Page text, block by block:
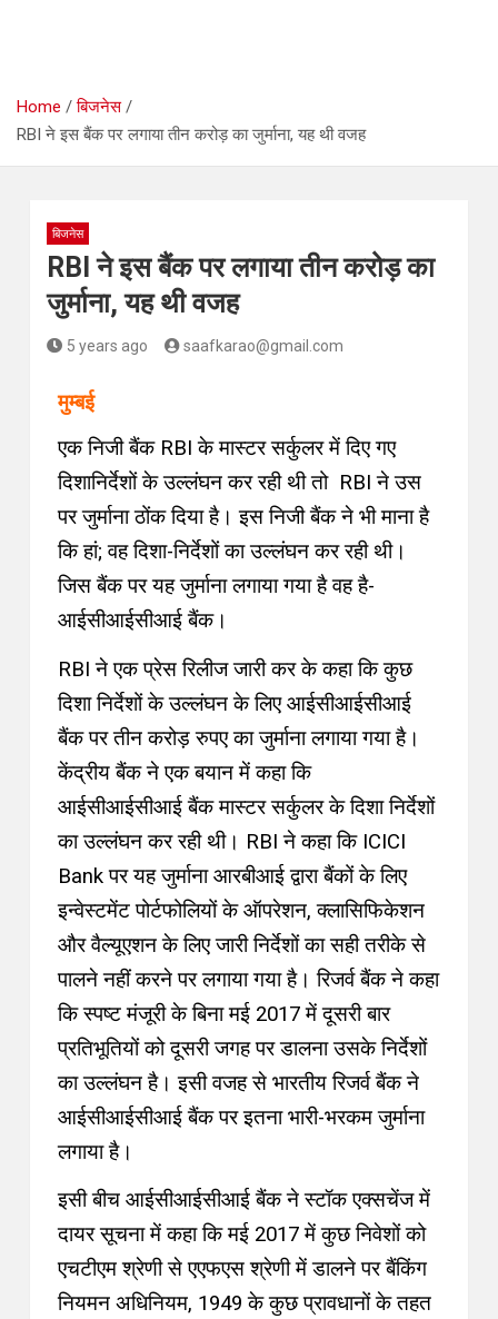
Home
बिजनेस
RBI ने इस बैंक पर लगाया तीन करोड़ का जुर्माना, यह थी वजह
बिजनेस
RBI ने इस बैंक पर लगाया तीन करोड़ का
जुर्माना, यह थी वजह
5 years ago saafkarao@gmail.com
मुम्बई
एक निजी बैंक RBI के मास्टर सर्कुलर में दिए गए
दिशानिर्देशों के उल्लंघन कर रही थी तो RBI ने उस
पर जुर्माना ठोंक दिया है। इस निजी बैंक ने भी माना है
कि हां; वह दिशा-निर्देशों का उल्लंघन कर रही थी।
जिस बैंक पर यह जुर्माना लगाया गया है वह है-
आईसीआईसीआई बैंक।
RBI ने एक प्रेस रिलीज जारी कर के कहा कि कुछ
दिशा निर्देशों के उल्लंघन के लिए आईसीआईसीआई
बैंक पर तीन करोड़ रुपए का जुर्माना लगाया गया है।
केंद्रीय बैंक ने एक बयान में कहा कि
आईसीआईसीआई बैंक मास्टर सर्कुलर के दिशा निर्देशों
का उल्लंघन कर रही थी। RBI ने कहा कि ICICI
Bank पर यह जुर्माना आरबीआई द्वारा बैंकों के लिए
इन्वेस्टमेंट पोर्टफोलियों के ऑपरेशन, क्लासिफिकेशन
और वैल्यूएशन के लिए जारी निर्देशों का सही तरीके से
पालने नहीं करने पर लगाया गया है।रिजर्व बैंक ने कहा
कि स्पष्ट मंजूरी के बिना मई 2017 में दूसरी बार
प्रतिभूतियों को दूसरी जगह पर डालना उसके निर्देशों
का उल्लंघन है। इसी वजह से भारतीय रिजर्व बैंक ने
आईसीआईसीआई बैंक पर इतना भारी-भरकम जुर्माना
लगाया है।
इसी बीच आईसीआईसीआई बैंक ने स्टॉक एक्सचेंज में
दायर सूचना में कहा कि मई 2017 में कुछ निवेशों को
एचटीएम श्रेणी से एएफएस श्रेणी में डालने पर बैंकिंग
नियमन अधिनियम, 1949 के कुछ प्रावधानों के तहत